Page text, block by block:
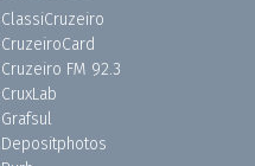
ClassiCruzeiro
CruzeiroCard
Cruzeiro FM 92.3
CruxLab
Grafsul
Depositphotos